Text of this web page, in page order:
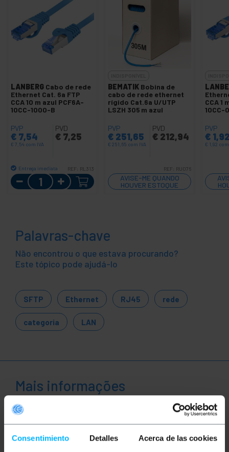
Consentimiento Detalles Acerca de las cookies
LANBERG Cabo de rede
Ethernet Cat. 6a FTP
CCA 10 m azul PCF6A-
10CC-1000-B
PVP
€ 7,54
€ 7,54 com IVA
PVD
€7,25
Entrega imediata REF: RL313
Quantidade
BEMATIK Bobina de
cabo de rede ethernet
rígido Cat.6a U/UTP
LSZH 305 m azul
PVP
€ 251,65
€ 251,65 com IVA
PVD
€212,94
REF: RU076
AVISE-ME QUANDO
HOUVER ESTOQUE
CCA 1
10CC-
PVP
€
€ 1,92
Palavras-chave
Não encontrou o que estava procurando?
Este tópico pode ajudá-lo
SFTP Ethernet RJ45 rede
categoria LAN
Mais informações
Descrição